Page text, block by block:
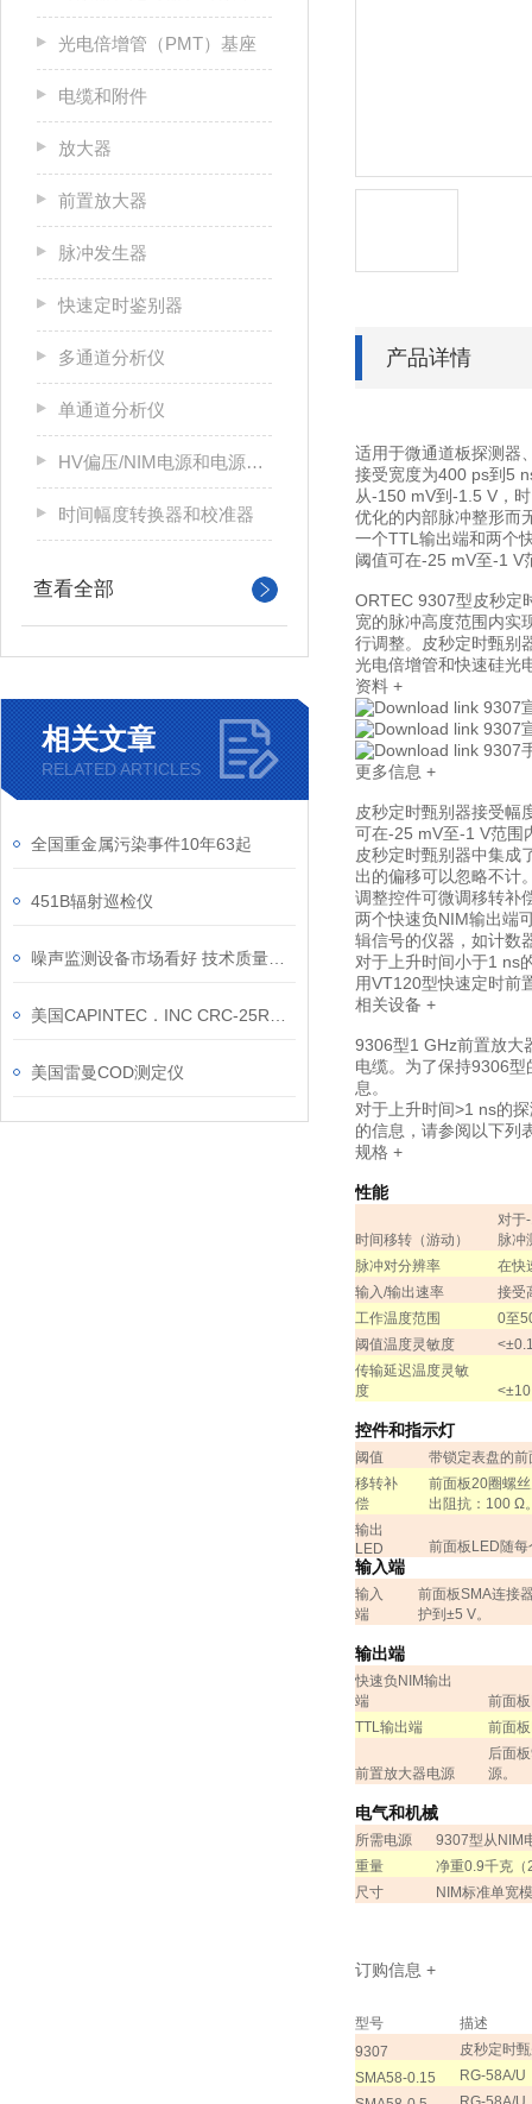
光电倍增管（PMT）基座
电缆和附件
放大器
前置放大器
脉冲发生器
快速定时鉴别器
多通道分析仪
单通道分析仪
HV偏压/NIM电源和电源机箱
时间幅度转换器和校准器
查看全部
相关文章
RELATED ARTICLES
全国重金属污染事件10年63起
451B辐射巡检仪
美国雷曼COD测定仪
产品详情
适用于微通道板探测器
接受宽度为400 ps到5
从-150 mV到-1.5 V，
优化的内部脉冲整形而
一个TTL输出端和两个
阈值可在-25 mV至-1 V
ORTEC 9307型皮秒定
宽的脉冲高度范围内实
行调整。皮秒定时甄别
光电倍增管和快速硅光
资料 +
9307
9307
9307
更多信息 +
皮秒定时甄别器接受幅
可在-25 mV至-1 V范围
皮秒定时甄别器中集成
出的偏移可以忽略不计
调整控件可微调移转补
两个快速负NIM输出端
辑信号的仪器，如计数
对于上升时间小于1 ns
用VT120型快速定时前
相关设备 +
9306型1 GHz前置放大
电缆。为了保持9306
息。
对于上升时间>1 ns的
的信息，请参阅以下列
规格 +
性能
时间移转（游动）
对于
脉冲
脉冲对分辨率
在快
输入/输出速率
接受
工作温度范围
0至
阈值温度灵敏度
<±
传输延迟温度灵敏
度
<±
控件和指示灯
阈值
带锁定表盘的前
移转补
偿
前面板20圈螺
出阻抗： 100 Ω
输出
LED
前面板 LED随
输入端
输入
端
前面板SMA连接
护到±5 V。
输出端
快速负 NIM输出
端
前面板
TTL输出端 前面板
前置放大器电源
后面板
源。
电气和机械
所需电源 9307型从 NIM
重量
净重0.9千克（
尺寸
NIM标准单宽
订购信息 +
型号
描述
9307
皮秒定时
SMA58-0.15
RG-58A/U